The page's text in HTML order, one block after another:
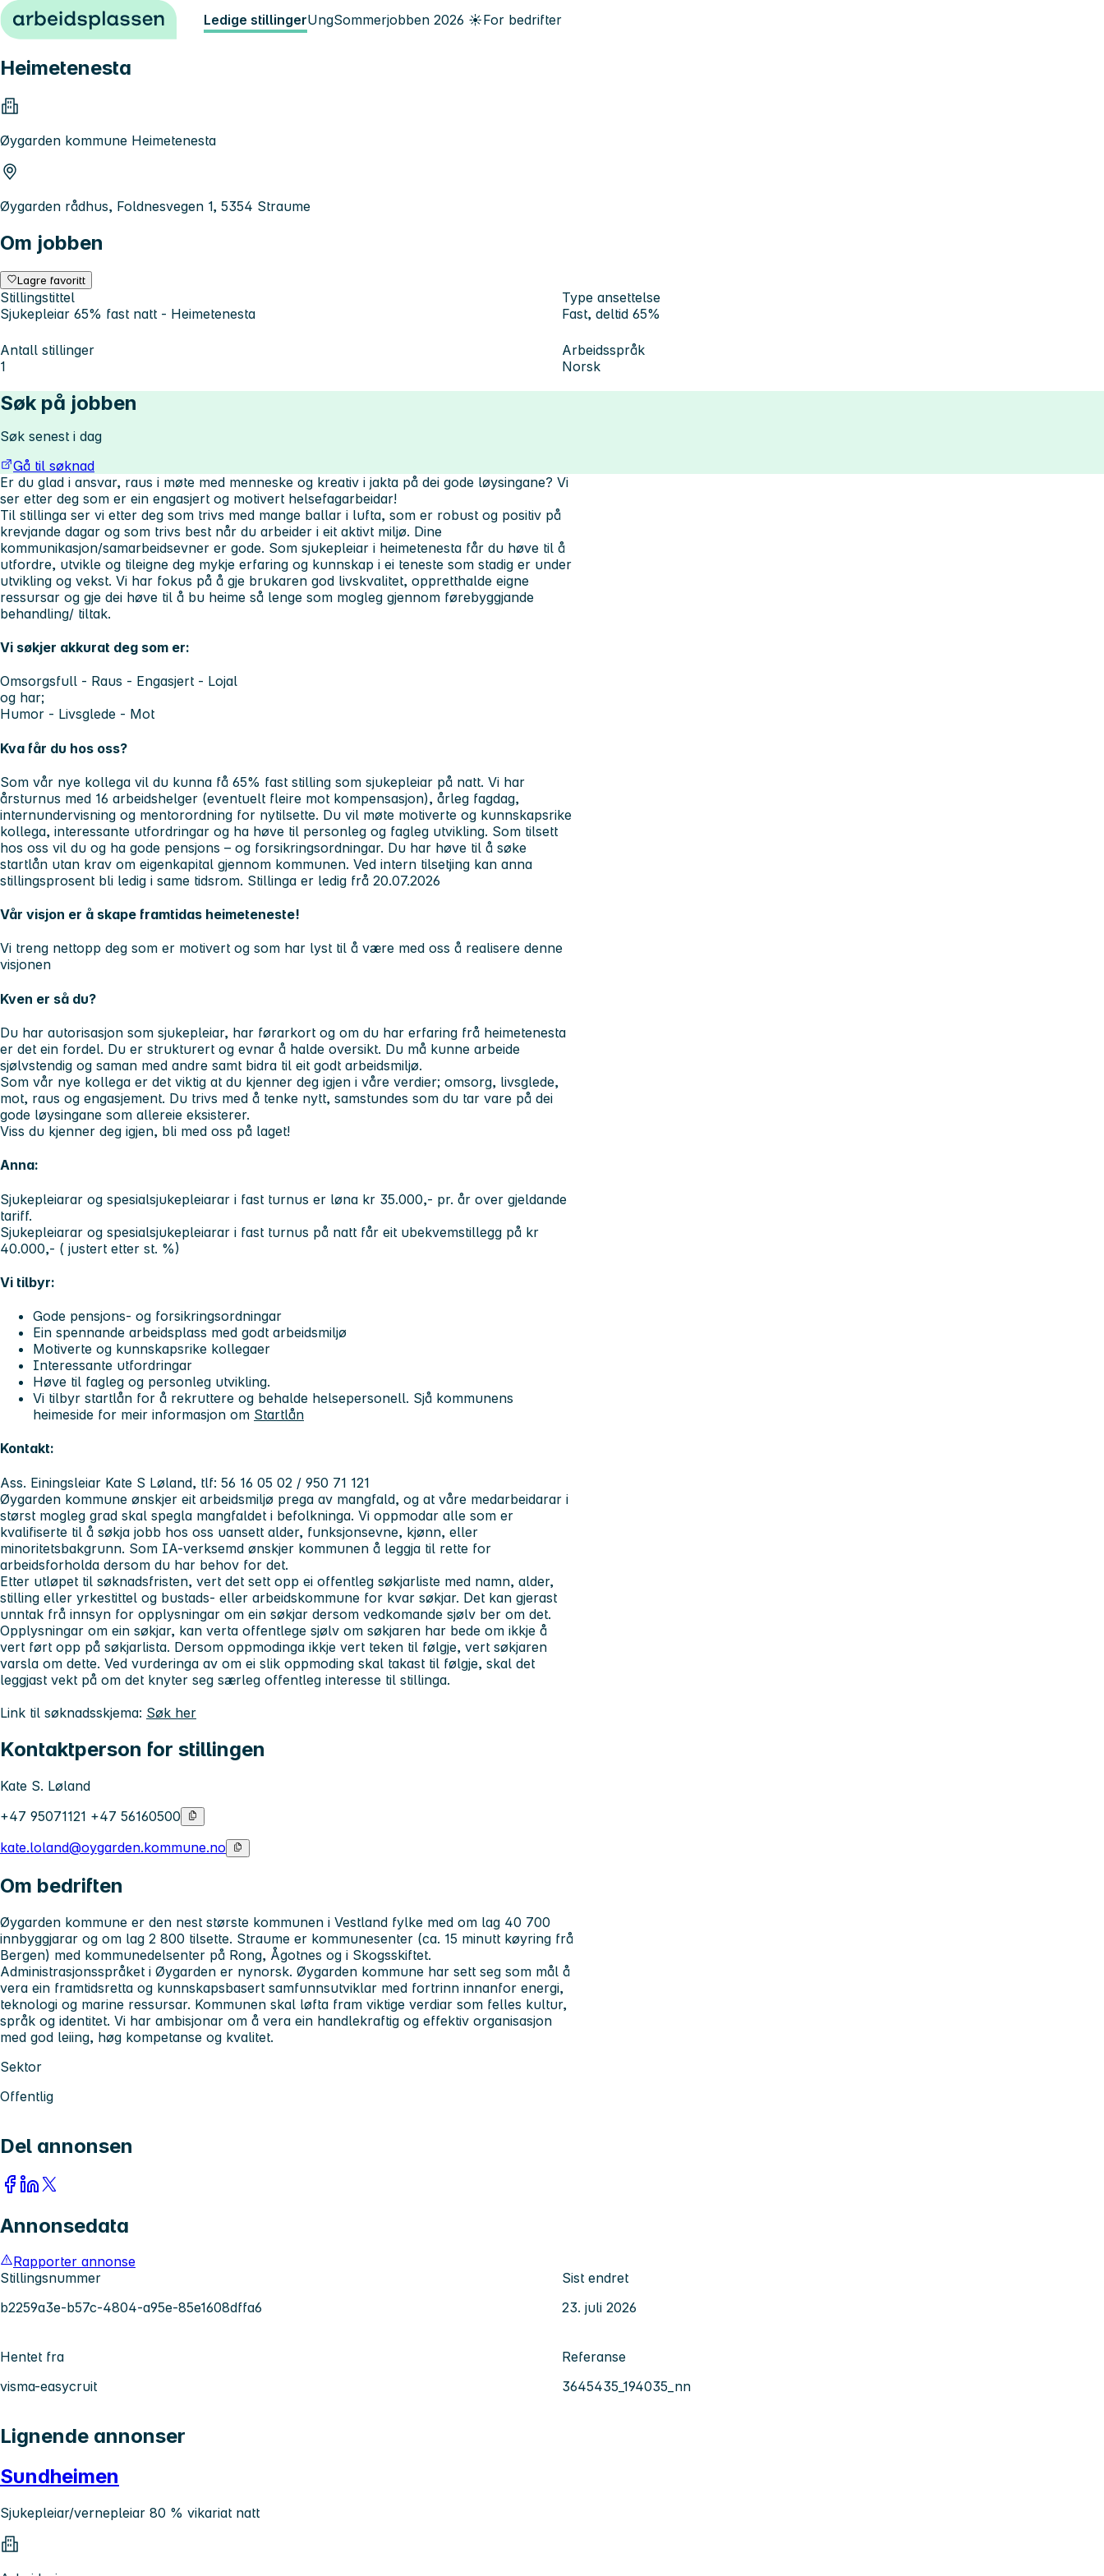
Hopp til innhold Ledige stillingerUngSommerjobben 2026 ☀️For bedrifter
Heimetenesta
Øygarden kommune Heimetenesta
Øygarden rådhus, Foldnesvegen 1, 5354 Straume
Om jobben
Lagre favoritt
Stillingstittel
Sjukepleiar 65% fast natt - Heimetenesta
Type ansettelse
Fast, deltid 65%
Antall stillinger
1
Arbeidsspråk
Norsk
Søk på jobben
Søk senest i dag
Gå til søknad
Er du glad i ansvar, raus i møte med menneske og kreativ i jakta på dei gode løysingane? Vi
ser etter deg som er ein engasjert og motivert helsefagarbeidar!
Til stillinga ser vi etter deg som trivs med mange ballar i lufta, som er robust og positiv på
krevjande dagar og som trivs best når du arbeider i eit aktivt miljø. Dine
kommunikasjon/samarbeidsevner er gode. Som sjukepleiar i heimetenesta får du høve til å
utfordre, utvikle og tileigne deg mykje erfaring og kunnskap i ei teneste som stadig er under
utvikling og vekst. Vi har fokus på å gje brukaren god livskvalitet, oppretthalde eigne
ressursar og gje dei høve til å bu heime så lenge som mogleg gjennom førebyggjande
behandling/ tiltak.
Vi søkjer akkurat deg som er:
Omsorgsfull - Raus - Engasjert - Lojal
og har;
Humor - Livsglede - Mot
Kva får du hos oss?
Som vår nye kollega vil du kunna få 65% fast stilling som sjukepleiar på natt. Vi har
årsturnus med 16 arbeidshelger (eventuelt fleire mot kompensasjon), årleg fagdag,
internundervisning og mentorordning for nytilsette. Du vil møte motiverte og kunnskapsrike
kollega, interessante utfordringar og ha høve til personleg og fagleg utvikling. Som tilsett
hos oss vil du og ha gode pensjons – og forsikringsordningar. Du har høve til å søke
startlån utan krav om eigenkapital gjennom kommunen. Ved intern tilsetjing kan anna
stillingsprosent bli ledig i same tidsrom. Stillinga er ledig frå 20.07.2026
Vår visjon er å skape framtidas heimeteneste!
Vi treng nettopp deg som er motivert og som har lyst til å være med oss å realisere denne
visjonen
Kven er så du?
Du har autorisasjon som sjukepleiar, har førarkort og om du har erfaring frå heimetenesta
er det ein fordel. Du er strukturert og evnar å halde oversikt. Du må kunne arbeide
sjølvstendig og saman med andre samt bidra til eit godt arbeidsmiljø.
Som vår nye kollega er det viktig at du kjenner deg igjen i våre verdier; omsorg, livsglede,
mot, raus og engasjement. Du trivs med å tenke nytt, samstundes som du tar vare på dei
gode løysingane som allereie eksisterer.
Viss du kjenner deg igjen, bli med oss på laget!
Anna:
Sjukepleiarar og spesialsjukepleiarar i fast turnus er løna kr 35.000,- pr. år over gjeldande
tariff.
Sjukepleiarar og spesialsjukepleiarar i fast turnus på natt får eit ubekvemstillegg på kr
40.000,- ( justert etter st. %)
Vi tilbyr:
Gode pensjons- og forsikringsordningar
Ein spennande arbeidsplass med godt arbeidsmiljø
Motiverte og kunnskapsrike kollegaer
Interessante utfordringar
Høve til fagleg og personleg utvikling.
Vi tilbyr startlån for å rekruttere og behalde helsepersonell. Sjå kommunens
heimeside for meir informasjon om Startlån
Kontakt:
Ass. Einingsleiar Kate S Løland, tlf: 56 16 05 02 / 950 71 121
Øygarden kommune ønskjer eit arbeidsmiljø prega av mangfald, og at våre medarbeidarar i
størst mogleg grad skal spegla mangfaldet i befolkninga. Vi oppmodar alle som er
kvalifiserte til å søkja jobb hos oss uansett alder, funksjonsevne, kjønn, eller
minoritetsbakgrunn. Som IA-verksemd ønskjer kommunen å leggja til rette for
arbeidsforholda dersom du har behov for det.
Etter utløpet til søknadsfristen, vert det sett opp ei offentleg søkjarliste med namn, alder,
stilling eller yrkestittel og bustads- eller arbeidskommune for kvar søkjar. Det kan gjerast
unntak frå innsyn for opplysningar om ein søkjar dersom vedkomande sjølv ber om det.
Opplysningar om ein søkjar, kan verta offentlege sjølv om søkjaren har bede om ikkje å
vert ført opp på søkjarlista. Dersom oppmodinga ikkje vert teken til følgje, vert søkjaren
varsla om dette. Ved vurderinga av om ei slik oppmoding skal takast til følgje, skal det
leggjast vekt på om det knyter seg særleg offentleg interesse til stillinga.
Link til søknadsskjema: Søk her
Kontaktperson for stillingen
Kate S. Løland
+47 95071121 +47 56160500
kate.loland@oygarden.kommune.no
Om bedriften
Øygarden kommune er den nest største kommunen i Vestland fylke med om lag 40 700
innbyggjarar og om lag 2 800 tilsette. Straume er kommunesenter (ca. 15 minutt køyring frå
Bergen) med kommunedelsenter på Rong, Ågotnes og i Skogsskiftet.
Administrasjonsspråket i Øygarden er nynorsk. Øygarden kommune har sett seg som mål å
vera ein framtidsretta og kunnskapsbasert samfunnsutviklar med fortrinn innanfor energi,
teknologi og marine ressursar. Kommunen skal løfta fram viktige verdiar som felles kultur,
språk og identitet. Vi har ambisjonar om å vera ein handlekraftig og effektiv organisasjon
med god leiing, høg kompetanse og kvalitet.
Sektor
Offentlig
Del annonsen
Annonsedata
Rapporter annonse
Stillingsnummer
b2259a3e-b57c-4804-a95e-85e1608dffa6
Sist endret
23. juli 2026
Hentet fra
visma-easycruit
Referanse
3645435_194035_nn
Lignende annonser
Sundheimen
Sjukepleiar/vernepleiar 80 % vikariat natt